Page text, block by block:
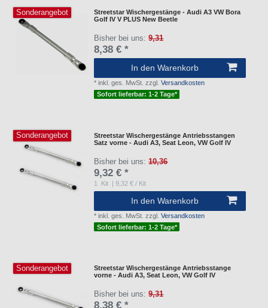
Sonderangebot
Streetstar Wischergestänge - Audi A3 VW Bora
Golf IV V PLUS New Beetle
Bisher bei uns:9,31
8,38 € *
In den Warenkorb
*inkl. ges. MwSt. zzgl.Versandkosten
Sofort lieferbar: 1-2 Tage*
Sonderangebot
Streetstar Wischergestänge Antriebsstangen
Satz vorne - Audi A3, Seat Leon, VW Golf IV
Bisher bei uns:10,36
9,32 € *
1 Kit | 9,32 € / Kit
In den Warenkorb
*inkl. ges. MwSt. zzgl.Versandkosten
Sofort lieferbar: 1-2 Tage*
Sonderangebot
Streetstar Wischergestänge Antriebsstange
vorne - Audi A3, Seat Leon, VW Golf IV
Bisher bei uns:9,31
8,38 € *